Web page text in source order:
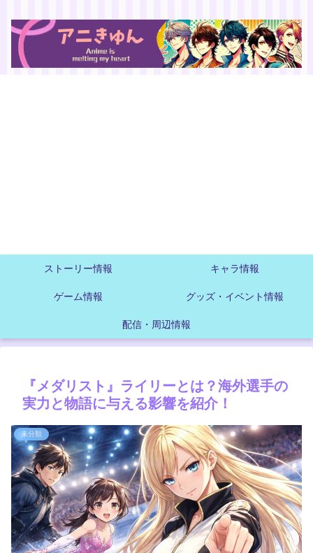
ストーリー情報 キャラ情報
ゲーム情報 グッズ・イベント情報
配信・周辺情報
『メダリスト』ライリーとは？海外選手の
実力と物語に与える影響を紹介！
未分類